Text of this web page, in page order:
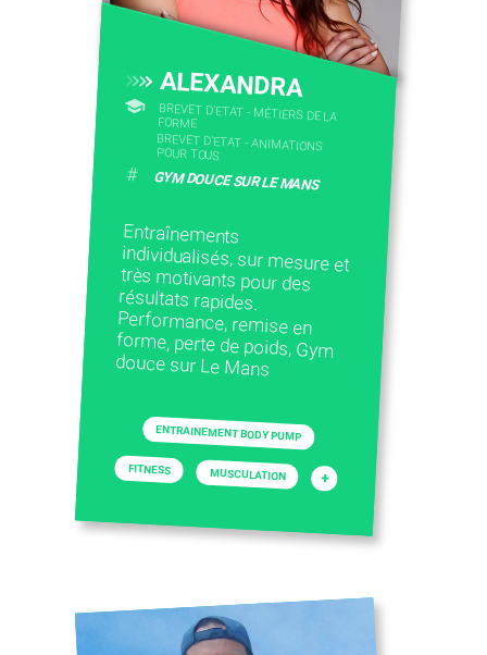
ALEXANDRA
BREVET D'ETAT - MÉTIERS DE LA
FORME
BREVET D'ETAT - ANIMATIONS
POUR TOUS
# GYM DOUCE SUR LE MANS
Entraînements
individualisés, sur mesure et
très motivants pour des
résultats rapides.
Performance, remise en
forme, perte de poids, Gym
douce sur Le Mans
ENTRAINEMENT BODY PUMP
FITNESS MUSCULATION +